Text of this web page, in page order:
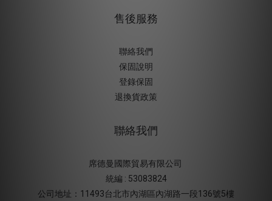
售後服務
聯絡我們
保固說明
登錄保固
退換貨政策
聯絡我們
席德曼國際貿易有限公司
統編 : 53083824
公司地址：11493台北市內湖區內湖路一段136號5樓